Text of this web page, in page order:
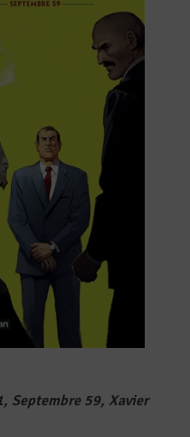
Septembre 59, Xavier